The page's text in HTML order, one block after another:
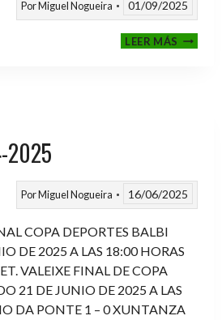
PorMiguel Nogueira 01/09/2025
LEER MÁSVI
2025
PorMiguel Nogueira 16/06/2025
COPA DEPORTES BALBI
DE 2025 A LAS 18:00 HORAS
VALEIXE FINAL DE COPA
21 DE JUNIO DE 2025 A LAS
DA PONTE 1 – 0 XUNTANZA